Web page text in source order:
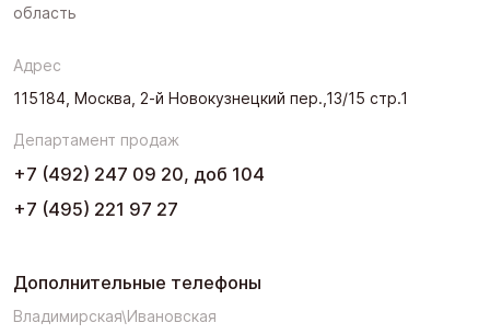
область
Адрес
115184, Москва, 2-й Новокузнецкий пер.,13/15 стр.1
Департамент продаж
+7 (492) 247 09 20, доб 104
+7 (495) 221 97 27
Дополнительные телефоны
Владимирская\Ивановская